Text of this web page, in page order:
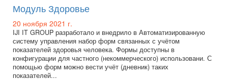
Модуль Здоровье
20 ноября 2021 г.
IJI IT GROUP разработало и внедрило в Автоматизированную
систему управления набор форм связанных с учётом
показателей здоровья человека. Формы доступны в
конфигурации для частного (некоммерческого) использовани. С
помощью форм можно вести учёт (дневник) таких
показателей...